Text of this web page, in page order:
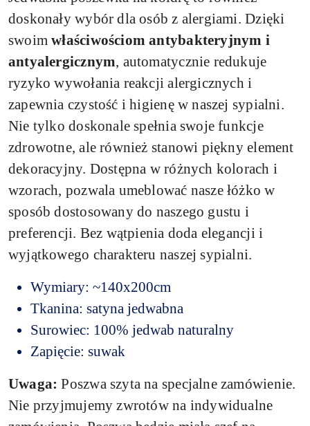
doskonały wybór dla osób z alergiami. Dzięki
swoimwłaściwościom antybakteryjnym i
antyalergicznym, automatycznie redukuje
ryzyko wywołania reakcji alergicznych i
zapewnia czystość i higienę w naszej sypialni.
Nie tylko doskonale spełnia swoje funkcje
zdrowotne, ale również stanowi piękny element
dekoracyjny. Dostępna w różnych kolorach i
wzorach, pozwala umeblować nasze łóżko w
sposób dostosowany do naszego gustu i
preferencji. Bez wątpienia doda elegancji i
wyjątkowego charakteru naszej sypialni.
Wymiary: ~140x200cm
Tkanina: satyna jedwabna
Surowiec: 100% jedwab naturalny
Zapięcie: suwak
Uwaga: Poszwa szyta na specjalne zamówienie.
Nie przyjmujemy zwrotów na indywidualne